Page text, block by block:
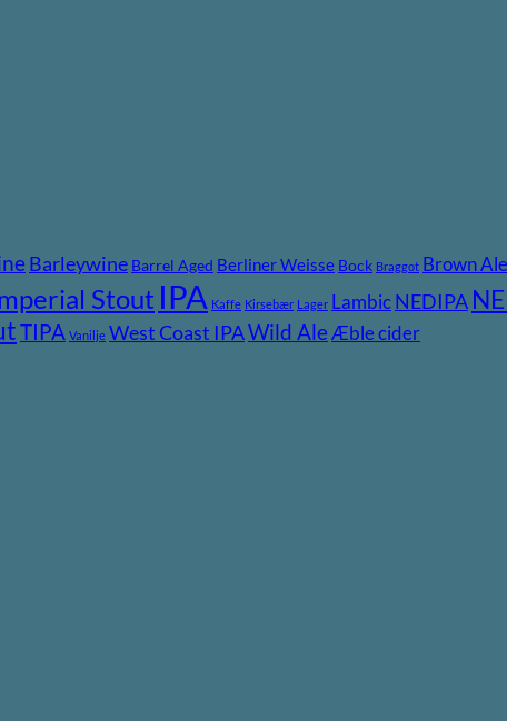
Barleywine Barrel Aged Berliner Weisse Bock Braggot Brown Ale
Stout IPA Kaffe Kirsebær Lager Lambic NEDIPA
TIPA Vanilje West Coast IPAWild Ale Æble cider